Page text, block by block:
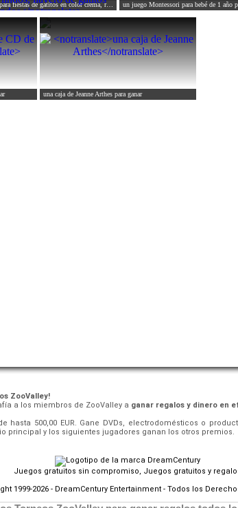
Suministros para fiestas de gatitos en color crema, recuerdos de fiesta de gatitos lindos, gatitos lindos incluidos, elásticos de gatitos lindos, llavero de gatitos lindos un juego Montessori para bebé de 1 año
una caja de Jeanne Arthes para ganar
ZooValley!
a los miembros de ZooValley a ganar regalos y dinero en
hasta 500,00 EUR. Gane DVDs, electrodomésticos o
principal y los siguientes jugadores ganan los otros premios.
Juegos gratuitos sin compromiso, Juegos gratuitos y
1999-2026 - DreamCentury Entertainment - Todos los